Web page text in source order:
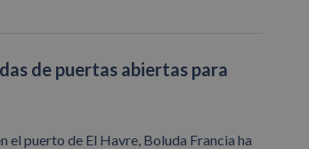
de puertas abiertas para
puerto de El Havre, Boluda Francia ha